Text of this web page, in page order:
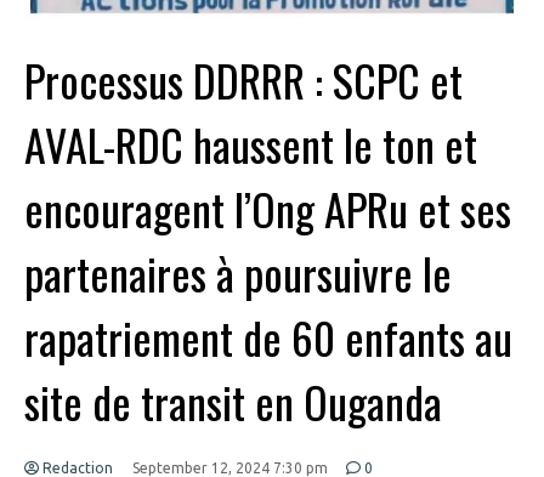
Processus DDRRR : SCPC et
AVAL-RDC haussent le ton et
encouragent l’Ong APRu et ses
partenaires à poursuivre le
rapatriement de 60 enfants au
site de transit en Ouganda
Redaction September 12, 2024 7:30 pm 0